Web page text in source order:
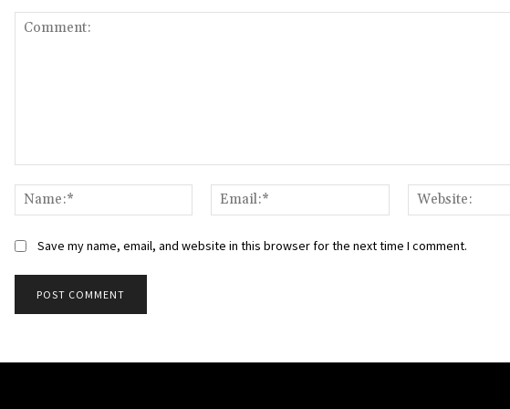
Name:*
Email:*
Save my name, email, and website in this browser for the next time I comment.